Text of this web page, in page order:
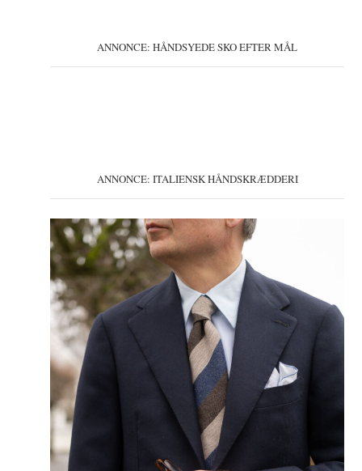
ANNONCE: HÅNDSYEDE SKO EFTER MÅL
ANNONCE: ITALIENSK HÅNDSKRÆDDERI